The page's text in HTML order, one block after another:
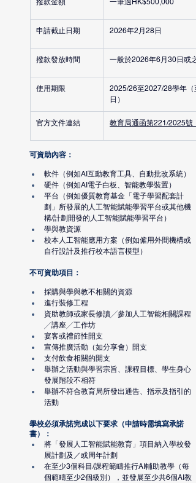
撥款金額 一筆過HK$500,000
申請截止日期 2026年2月28日
撥款發放時間 一般於2026年6月30日或之
使用期限
2025/26至2027/28學年（
日）
官方文件連結 教育局通函第221/2025號
可資助內容：
軟件（例如AI互動教育工具、自動批改系統）
硬件（例如AI電子白板、智能教學裝置）
平台（例如優質教育基金「電子學習配套計
劃」所發展的人工智能賦能學習平台或其他機
構/計劃開發的人工智能賦能學習平台）
學與教資源
校本人工智能應用方案（例如僱用外間機構或
自行設計及推行校本語言模型）
不可資助項目：
採購與學與教不相關的資源
進行裝修工程
資助教師或家長修讀╱參加人工智能相關課程
╱講座╱工作坊
宴客或禮節性開支
宣傳推廣活動（如分享會）開支
支付飲食相關的開支
舉辦之活動與學習宗旨、課程目標、學生身心
發展階段不相符
舉辦不符合教育局所發出通告、指示及指引的
活動
學校必須承諾完成以下要求（申請時需填寫承諾
書）：
將「發展人工智能賦能教育」項目納入學校發
展計劃及／或周年計劃
在至少3個科目/課程範疇推行AI輔助教學（每
個範疇至少2個級別），並發展至少共6個AI教